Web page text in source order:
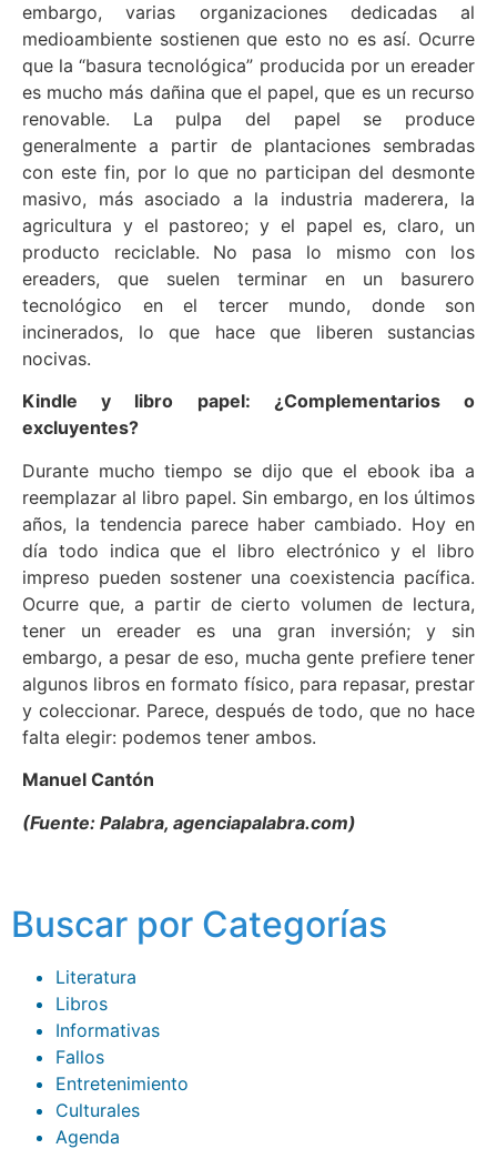
embargo, varias organizaciones dedicadas al
medioambiente sostienen que esto no es así. Ocurre
que la “basura tecnológica” producida por un ereader
es mucho más dañina que el papel, que es un recurso
renovable. La pulpa del papel se produce
generalmente a partir de plantaciones sembradas
con este fin, por lo que no participan del desmonte
masivo, más asociado a la industria maderera, la
agricultura y el pastoreo; y el papel es, claro, un
producto reciclable. No pasa lo mismo con los
ereaders, que suelen terminar en un basurero
tecnológico en el tercer mundo, donde son
incinerados, lo que hace que liberen sustancias
nocivas.
Kindle y libro papel: ¿Complementarios o
excluyentes?
Durante mucho tiempo se dijo que el ebook iba a
reemplazar al libro papel. Sin embargo, en los últimos
años, la tendencia parece haber cambiado. Hoy en
día todo indica que el libro electrónico y el libro
impreso pueden sostener una coexistencia pacífica.
Ocurre que, a partir de cierto volumen de lectura,
tener un ereader es una gran inversión; y sin
embargo, a pesar de eso, mucha gente prefiere tener
algunos libros en formato físico, para repasar, prestar
y coleccionar. Parece, después de todo, que no hace
falta elegir: podemos tener ambos.
Manuel Cantón
(Fuente: Palabra, agenciapalabra.com)
Buscar por Categorías
Literatura
Libros
Informativas
Fallos
Entretenimiento
Culturales
Agenda